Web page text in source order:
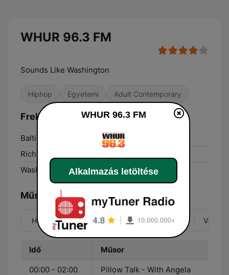
WHUR 96.3 FM
Sounds Like Washington
Hiphop Egyetemi Adult Contemporary
Frekvenciák WHUR 96.3 FM:
Baltimore Highlands:
96.3 FM
Richmond:
Washington, D. C.: 96.3 FM
Műsorújság
Hét Ked Sze Csü Pén Szo Vas
Idő Műsor
00:00 - 02:00
Pillow Talk - With Angela
WHUR 96.3 FM
Alkalmazás letöltése